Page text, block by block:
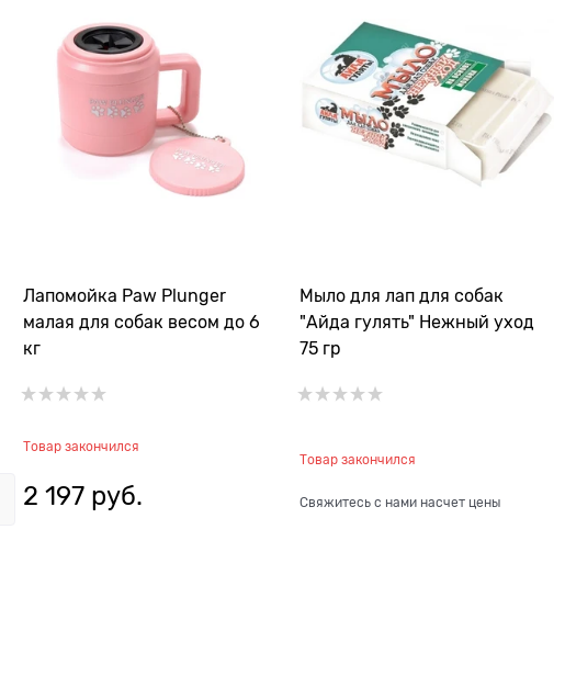
Лапомойка Paw Plunger
малая для собак весом до 6
кг
Товар закончился
2 197 руб.
Мыло для лап для собак
"Айда гулять" Нежный уход
75 гр
Товар закончился
Свяжитесь с нами насчет цены